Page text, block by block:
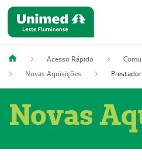
Acesso Rápido
Novas Aquisições
Novas